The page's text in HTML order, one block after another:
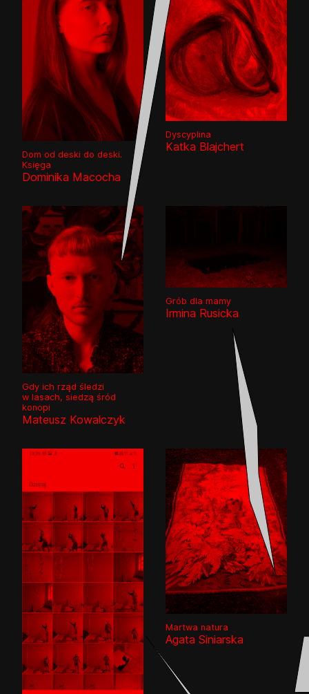
Dom od deski do deski.
Księga
Dominika Macocha
Dyscyplina
Katka Blajchert
Gdy ich rząd śledzi
w lasach, siedzą śród
konopi
Mateusz Kowalczyk
Grób dla mamy
Irmina Rusicka
Martwa natura
Agata Siniarska
👌
👎